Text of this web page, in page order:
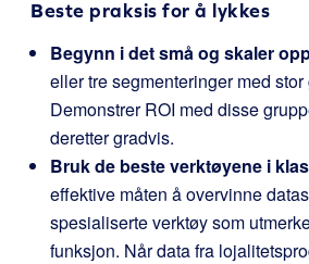
Beste praksis for å lykkes
Begynn i det små og skaler
eller tre segmenteringer med
Demonstrer ROI med disse
deretter gradvis.
Bruk de beste verktøyene i
effektive måten å overvinne
spesialiserte verktøy som
funksjon. Når data fra